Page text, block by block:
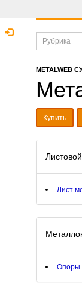
METALWEB
Купить
Лист
Опоры